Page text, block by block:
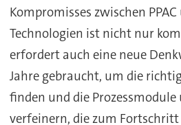
Kompromisses zwischen
Technologien ist nicht nur
erfordert auch eine neue
Jahre gebraucht, um die
finden und die
verfeinern, die zum Fortschritt